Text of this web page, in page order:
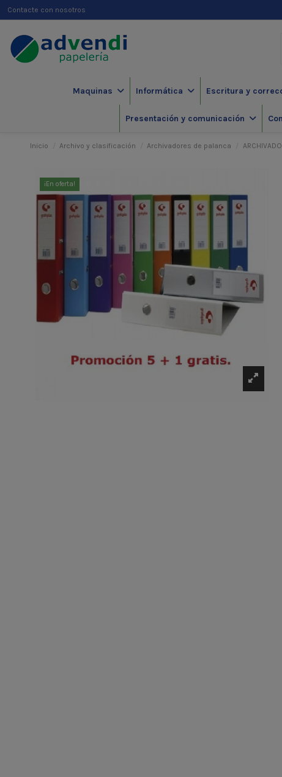
Contacte con nosotros
Maquinas Informática Escritura y
Presentación y comunicación
Inicio Archivo y clasificación Archivadores de palanca
¡En oferta!